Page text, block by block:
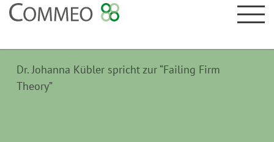
Dr. Johanna Kübler spricht zur “Failing Firm
Theory”